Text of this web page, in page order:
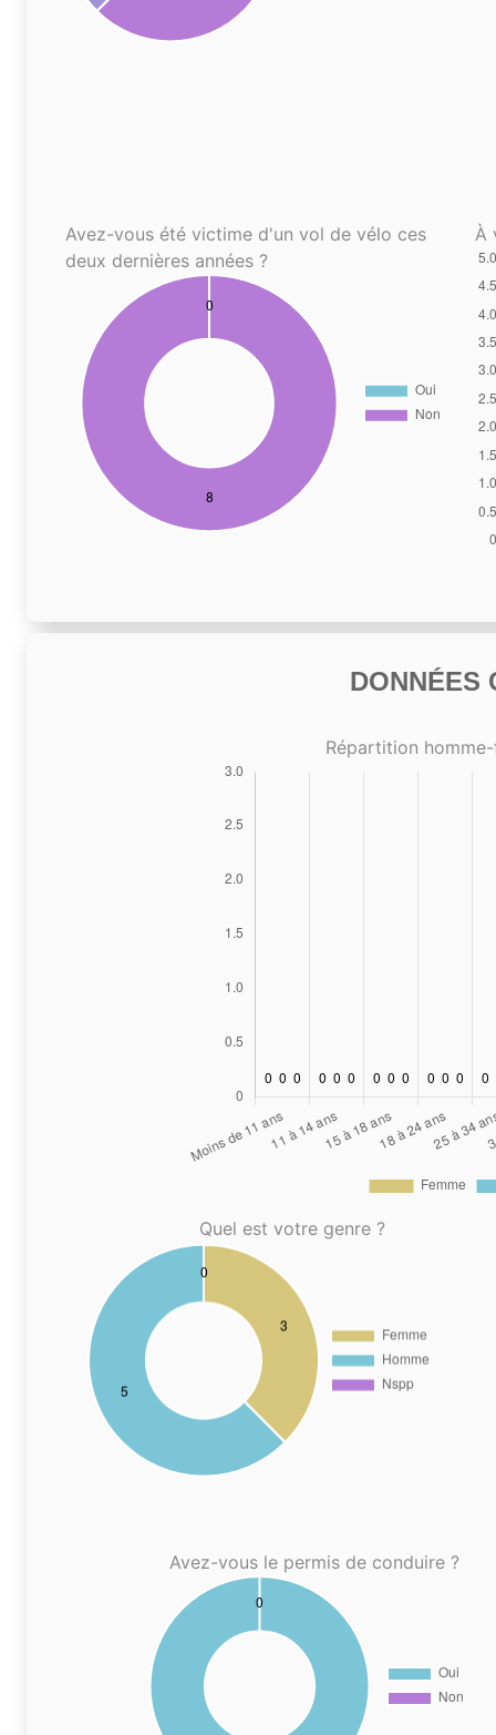
Avez-vous été victime d'un vol de vélo ces
deux dernières années ?
À
DONNÉES
Répartition
Quel est votre genre ?
Avez-vous le permis de conduire ?